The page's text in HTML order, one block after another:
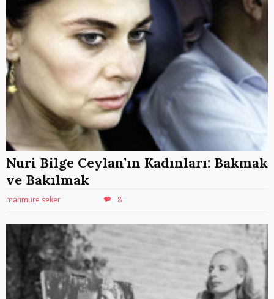
Nuri Bilge Ceylan’ın Kadınları: Bakmak
ve Bakılmak
mahmure seker 8